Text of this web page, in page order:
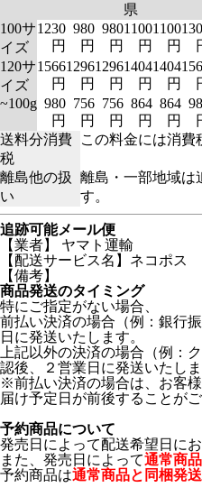
県
100サ
イズ
1230
円
980
円
980
円
1100
円
1100
円
120サ
イズ
1566
円
1296
円
1296
円
1404
円
1404
円
~100g 980
円
756
円
756
円
864
円
864
円
送料分消費
税
この料金には消費
離島他の扱
い
離島・一部地域は
す。
追跡可能メール便
【業者】 ヤマト運輸
【配送サービス名】ネコポス
【備考】
商品発送のタイミング
特にご指定がない場合、
前払い決済の場合（例：銀
日に発送いたします。
上記以外の決済の場合（例
認後、２営業日に発送いたしま
※前払い決済の場合は、お客
届け予定日が前後することがご
予約商品について
発売日によって配送希望日に
また、発売日によって通常商
予約商品は通常商品と同梱発送